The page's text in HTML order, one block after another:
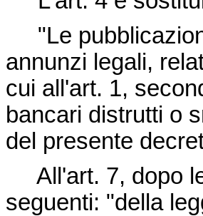
"Le
annunzi legali,
cui all'art. 1,
bancari distrutti o
del presente
All'art. 7, dopo
seguenti: "della